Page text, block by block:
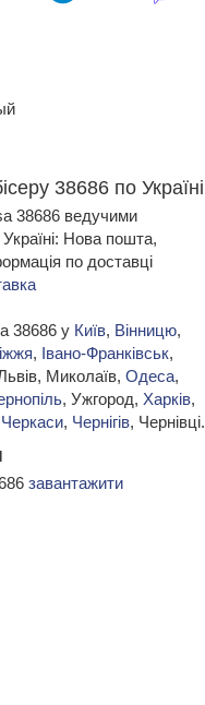
38686 по Україні
38686 ведучими
Нова пошта,
по доставці
38686 у Київ, Вінницю,
, Івано-Франківськ,
Миколаїв, Одеса,
, Ужгород, Харків,
Черкаси, Чернігів, Чернівці.
завантажити